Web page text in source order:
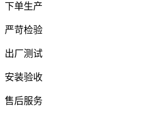
下单生产
严苛检验
出厂测试
安装验收
售后服务